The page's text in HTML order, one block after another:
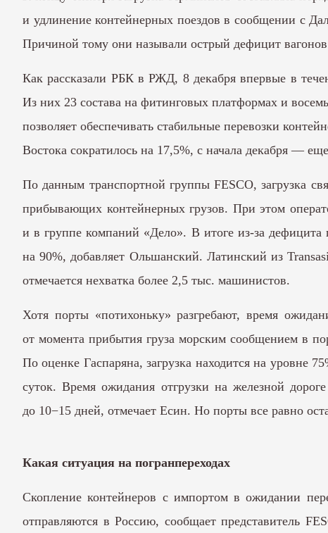
и удлинение контейнерных поездов в сообщении с
Причиной тому они называли острый дефицит
Как рассказали РБК в РЖД, 8 декабря впервые в
Из них 23 состава на фитинговых платформах и
позволяет обеспечивать стабильные перевозки
Востока сократилось на 17,5%, с начала декабря —
По данным транспортной группы FESCO, загрузка
прибывающих контейнерных грузов. При этом
и в группе компаний «Дело». В итоге из-за
на 90%, добавляет Ольшанский. Латинский из
отмечается нехватка более 2,5 тыс. машинистов.
Хотя порты «потихоньку» разгребают, время
от момента прибытия груза морским сообщением в
По оценке Гаспаряна, загрузка находится на уровне
суток. Время ожидания отгрузки на железной
до 10−15 дней, отмечает Есин. Но порты все равно
Какая ситуация на погранпереходах
Скопление контейнеров с импортом в ожидании
отправляются в Россию, сообщает представитель